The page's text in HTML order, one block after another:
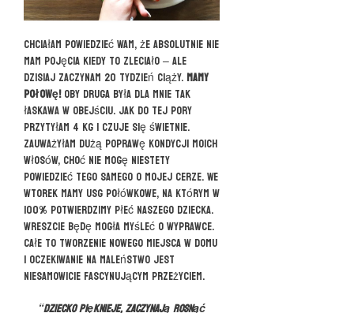
Chciałam powiedzieć Wam, że absolutnie nie
mam pojęcia kiedy to zleciało – ale
dzisiaj zaczynam 20 tydzień ciąży. Mamy
połowę!Oby druga była dla mnie tak
łaskawa w obejściu. Jak do tej pory
przytyłam 4 kg i czuje się świetnie.
Zauważyłam dużą poprawę kondycji moich
włosów, choć nie mogę niestety
powiedzieć tego samego o mojej cerze. We
wtorek mamy USG połówkowe, na którym w
100% potwierdzimy płeć naszego dziecka.
Wreszcie będę mogła myśleć o wyprawce.
Całe to tworzenie nowego miejsca w domu
i oczekiwanie na maleństwo jest
niesamowicie fascynującym przeżyciem.
“Dziecko pięknieje, zaczynają rosnąć